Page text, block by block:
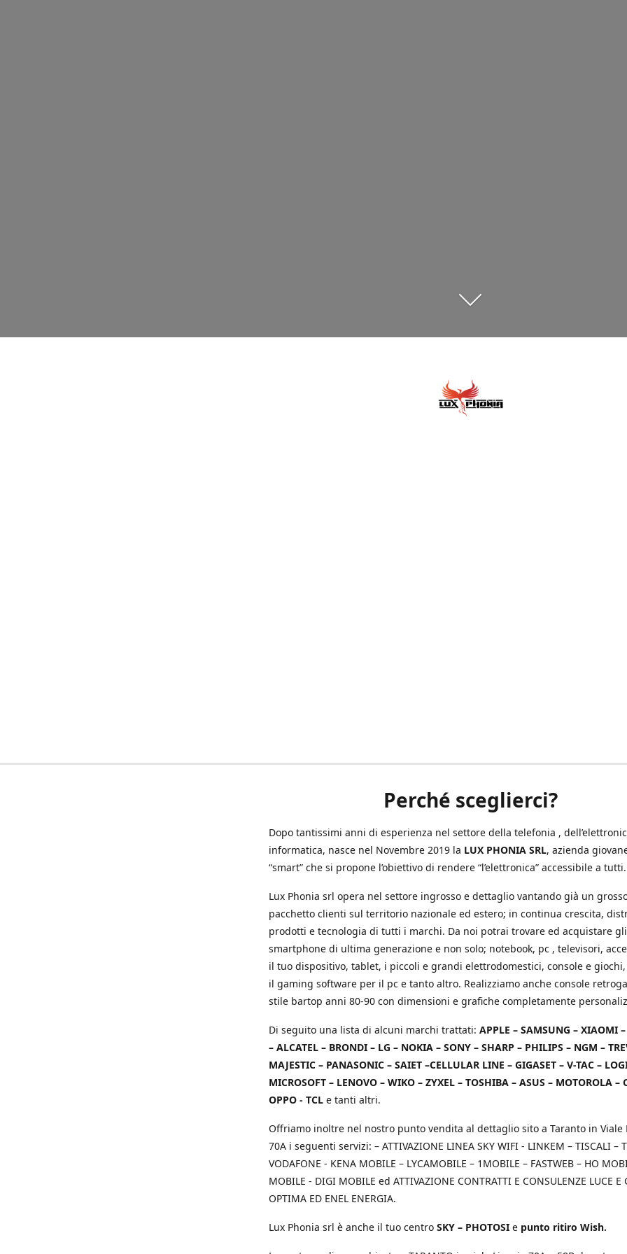
Perché sceglierci?
Dopo tantissimi anni di esperienza nel settore della telefonia ,
informatica, nasce nel Novembre 2019 la LUX PHONIA SRL, azienda
“smart” che si propone l’obiettivo di rendere “l’elettronica” accessibile a tutti.
Lux Phonia srl opera nel settore ingrosso e dettaglio vantando già un
pacchetto clienti sul territorio nazionale ed estero; in continua crescita,
prodotti e tecnologia di tutti i marchi. Da noi potrai trovare ed acquistare gli
smartphone di ultima generazione e non solo; notebook, pc , televisori,
il tuo dispositivo, tablet, i piccoli e grandi elettrodomestici, console e
il gaming software per il pc e tanto altro. Realizziamo anche console
stile bartop anni 80-90 con dimensioni e grafiche completamente
Di seguito una lista di alcuni marchi trattati: APPLE – SAMSUNG – XIAOMI
– ALCATEL – BRONDI – LG – NOKIA – SONY – SHARP – PHILIPS – NGM –
MAJESTIC – PANASONIC – SAIET –CELLULAR LINE – GIGASET – V-TAC –
MICROSOFT – LENOVO – WIKO – ZYXEL – TOSHIBA – ASUS – MOTOROLA –
OPPO - TCL e tanti altri.
Offriamo inoltre nel nostro punto vendita al dettaglio sito a Taranto in Viale
70A i seguenti servizi: – ATTIVAZIONE LINEA SKY WIFI - LINKEM – TISCALI –
VODAFONE - KENA MOBILE – LYCAMOBILE – 1MOBILE – FASTWEB – HO
MOBILE - DIGI MOBILE ed ATTIVAZIONE CONTRATTI E CONSULENZE LUCE E
OPTIMA ED ENEL ENERGIA.
Lux Phonia srl è anche il tuo centro SKY – PHOTOSI e punto ritiro Wish.